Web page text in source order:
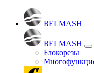
BELMASH
BELMASH
Блокорезы